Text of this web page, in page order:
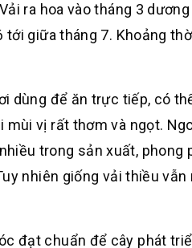
ra hoa vào tháng 3
giữa tháng 7. Khoảng
dùng để ăn trực tiếp, có
vị rất thơm và ngọt.
trong sản xuất,
nhiên giống vải thiều
đạt chuẩn để cây phát